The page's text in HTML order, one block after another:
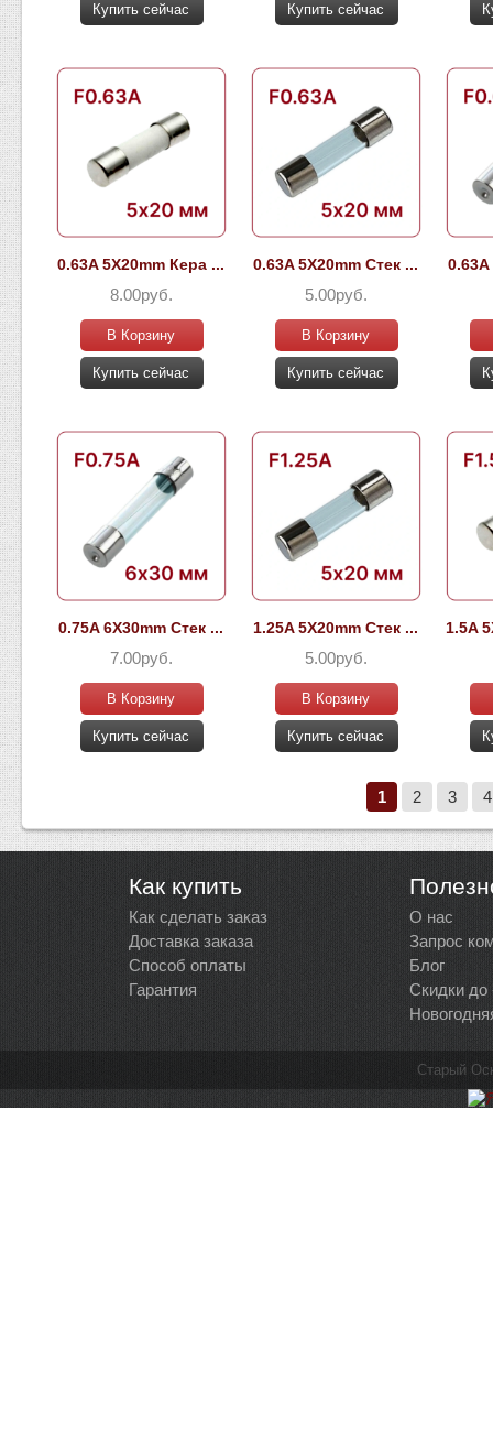
Купить сейчас Купить сейчас
0.63A 5X20mm Кера ...
8.00руб.
В Корзину
Купить сейчас
0.63A 5X20mm Стек ...
5.00руб.
В Корзину
Купить сейчас
0.63A
0.75A 6X30mm Стек ...
7.00руб.
В Корзину
Купить сейчас
1.25A 5X20mm Стек ...
5.00руб.
В Корзину
Купить сейчас
1.5A
1 2 3 4
Как купить
Как сделать заказ
Доставка заказа
Способ оплаты
Гарантия
О нас
Запрос
Блог
Скидки до
Старый